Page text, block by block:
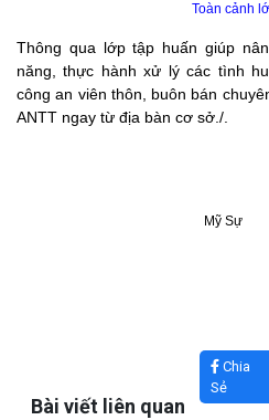
Toàn cảnh
Thông qua lớp tập huấn giúp
năng, thực hành xử lý các tình
công an viên thôn, buôn bán
ANTT ngay từ địa bàn cơ sở./.
Mỹ Sự
Chia
Sẻ
Bài viết liên quan